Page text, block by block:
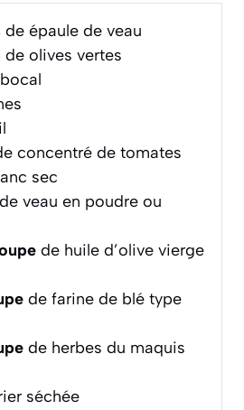
de épaule de veau
de olives vertes
concentré de tomates
sec
veau en poudre ou
de huile d’olive vierge
de farine de blé type
de herbes du maquis
séchée